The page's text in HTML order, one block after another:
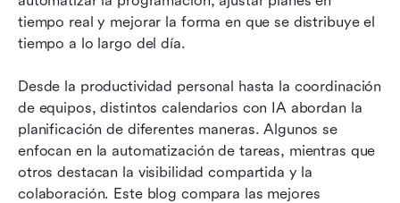
tiempo real y mejorar la forma en que se distribuye el
tiempo a lo largo del día.
Desde la productividad personal hasta la coordinación
de equipos, distintos calendarios con IA abordan la
planificación de diferentes maneras. Algunos se
enfocan en la automatización de tareas, mientras que
otros destacan la visibilidad compartida y la
colaboración. Este blog compara las mejores
Conclusión
Lectura relacionada